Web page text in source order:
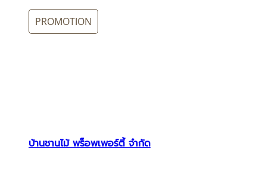
PROMOTION
บ้านชานไม้ พร็อพเพอร์ตี้ จำกัด